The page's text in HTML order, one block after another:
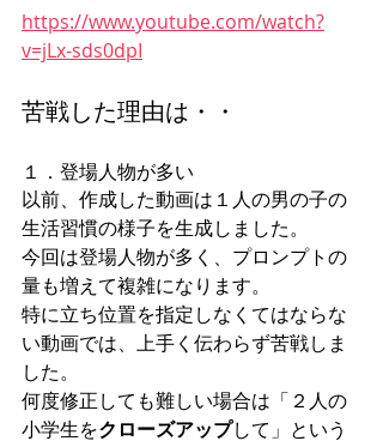
https://www.youtube.com/watch?
v=jLx-sds0dpI
苦戦した理由は・・
１．登場人物が多い
以前、作成した動画は１人の男の子の
生活習慣の様子を生成しました。
今回は登場人物が多く、プロンプトの
量も増えて複雑になります。
特に立ち位置を指定しなくてはならな
い動画では、上手く伝わらず苦戦しま
した。
何度修正しても難しい場合は「２人の
小学生をクローズアップして」という